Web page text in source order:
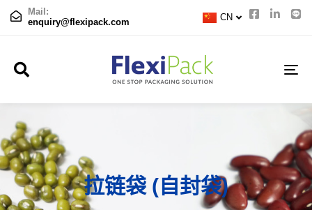
Mail:
enquiry@flexipack.com CN
JP
拉链袋 (自封袋)